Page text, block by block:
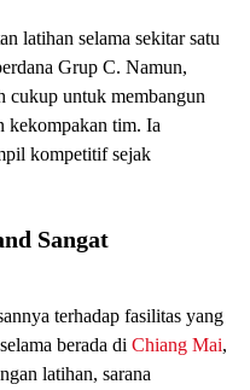
latihan selama sekitar satu
Grup C. Namun,
cukup untuk membangun
kekompakan tim. Ia
kompetitif sejak
Sangat
terhadap fasilitas yang
selama berada di Chiang Mai,
latihan, sarana